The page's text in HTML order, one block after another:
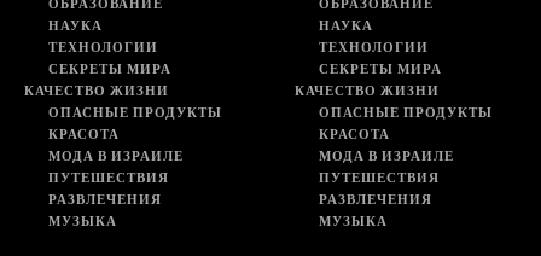
ОБРАЗОВАНИЕ
НАУКА
ТЕХНОЛОГИИ
СЕКРЕТЫ МИРА
КАЧЕСТВО ЖИЗНИ
ОПАСНЫЕ ПРОДУКТЫ
КРАСОТА
МОДА В ИЗРАИЛЕ
ПУТЕШЕСТВИЯ
РАЗВЛЕЧЕНИЯ
МУЗЫКА
ОБРАЗОВАНИЕ
НАУКА
ТЕХНОЛОГИИ
СЕКРЕТЫ МИРА
КАЧЕСТВО ЖИЗНИ
ОПАСНЫЕ ПРОДУКТЫ
КРАСОТА
МОДА В ИЗРАИЛЕ
ПУТЕШЕСТВИЯ
РАЗВЛЕЧЕНИЯ
МУЗЫКА